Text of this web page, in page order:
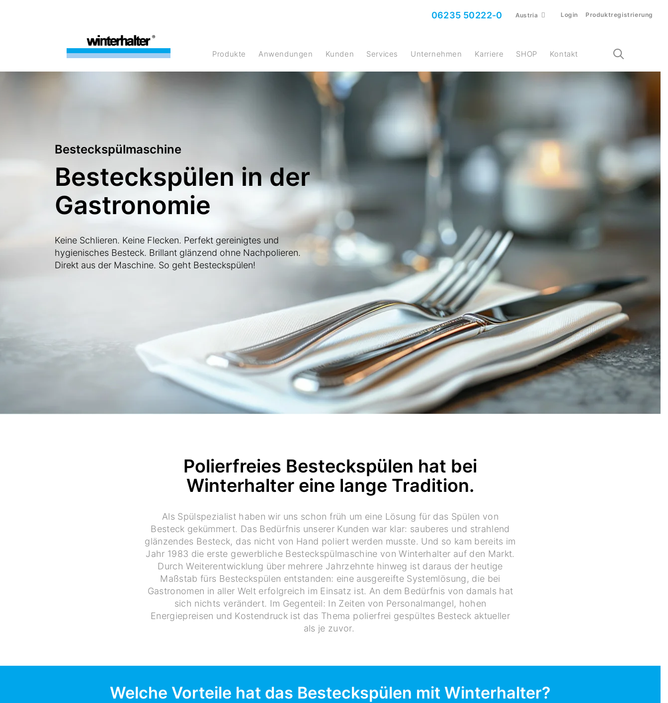
06235 50222-0 Austria Login Produktregistrierung
Produkte Anwendungen Kunden Services Unternehmen Karriere SHOP Kontakt
Besteckspülmaschine
Besteckspülen in der
Gastronomie
Keine Schlieren. Keine Flecken. Perfekt gereinigtes und
hygienisches Besteck. Brillant glänzend ohne Nachpolieren.
Direkt aus der Maschine. So geht Besteckspülen!
Polierfreies Besteckspülen hat bei
Winterhalter eine lange Tradition.
Als Spülspezialist haben wir uns schon früh um eine Lösung für das Spülen von
Besteck gekümmert. Das Bedürfnis unserer Kunden war klar: sauberes und strahlend
glänzendes Besteck, das nicht von Hand poliert werden musste. Und so kam bereits im
Jahr 1983 die erste gewerbliche Besteckspülmaschine von Winterhalter auf den Markt.
Durch Weiterentwicklung über mehrere Jahrzehnte hinweg ist daraus der heutige
Maßstab fürs Besteckspülen entstanden: eine ausgereifte Systemlösung, die bei
Gastronomen in aller Welt erfolgreich im Einsatz ist. An dem Bedürfnis von damals hat
sich nichts verändert. Im Gegenteil: In Zeiten von Personalmangel, hohen
Energiepreisen und Kostendruck ist das Thema polierfrei gespültes Besteck aktueller
als je zuvor.
Welche Vorteile hat das Besteckspülen mit Winterhalter?